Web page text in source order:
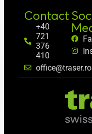
Contact
+40
721
376
410
office@traser.ro